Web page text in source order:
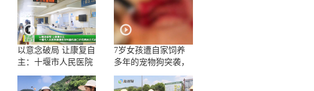
以意念破局 让康复自
主：十堰市人民医院
康复医学科脑机接口
示范病房正式启用
7岁女孩遭自家饲养
多年的宠物狗突袭，
面部被咬伤10多处，
嘴唇被撕裂